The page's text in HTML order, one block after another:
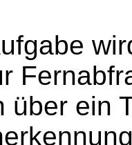
über ein